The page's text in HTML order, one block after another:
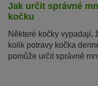
Jak určit správné
kočku
Některé kočky vypadají,
kolik potravy kočka
pomůže určit správné